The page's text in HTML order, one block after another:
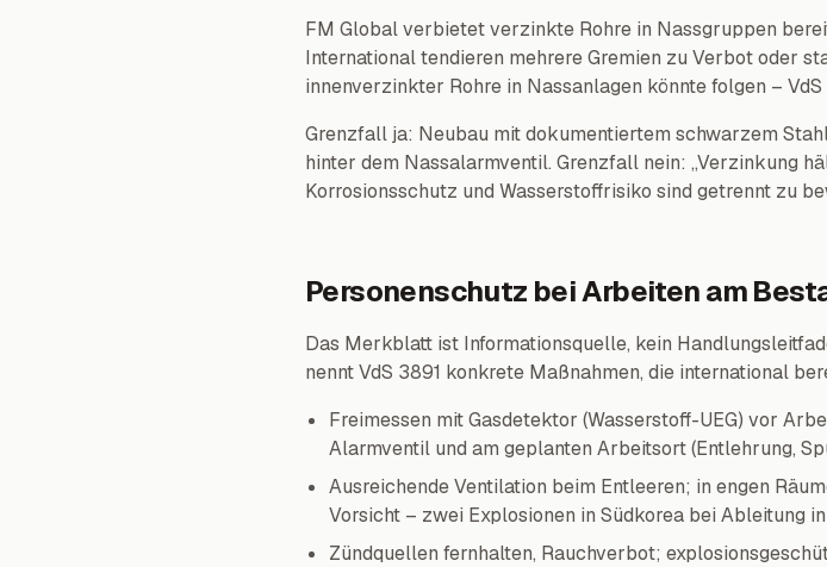
FM Global verbietet verzinkte Rohre in Nassgruppen
International tendieren mehrere Gremien zu Verbot oder
innenverzinkter Rohre in Nassanlagen könnte folgen –
Grenzfall ja: Neubau mit dokumentiertem schwarzem
hinter dem Nassalarmventil. Grenzfall nein: „Verzinkung
Korrosionsschutz und Wasserstoffrisiko sind getrennt zu
Personenschutz bei Arbeiten am
Das Merkblatt ist Informationsquelle, kein
nennt VdS 3891 konkrete Maßnahmen, die international
Freimessen mit Gasdetektor (Wasserstoff-UEG) vor
Alarmventil und am geplanten Arbeitsort (Entlehrung,
Ausreichende Ventilation beim Entleeren; in engen
Vorsicht – zwei Explosionen in Südkorea bei Ableitung
Zündquellen fernhalten, Rauchverbot;